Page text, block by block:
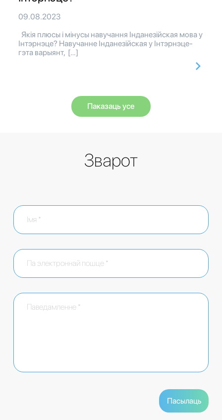
09.08.2023
Якія плюсы і мінусы навучання Інданезійская мова у
Інтэрнэце? Навучанне Інданезійская у Інтэрнэце-
гэта варыянт, […]
Паказаць усе
Зварот